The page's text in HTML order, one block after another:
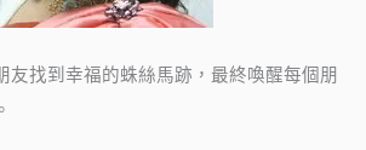
友找到幸福的蛛絲馬跡，最終喚醒每個朋